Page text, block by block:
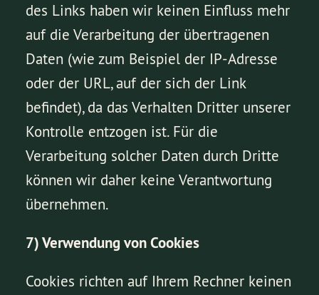
des Links haben wir keinen Einfluss mehr
auf die Verarbeitung der übertragenen
Daten (wie zum Beispiel der IP-Adresse
oder der URL, auf der sich der Link
befindet), da das Verhalten Dritter unserer
Kontrolle entzogen ist. Für die
Verarbeitung solcher Daten durch Dritte
können wir daher keine Verantwortung
übernehmen.
7) Verwendung von Cookies
Cookies richten auf Ihrem Rechner keinen